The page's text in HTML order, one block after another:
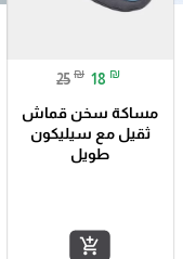
25 ₪ 18 ₪
مساكة سخن قماش
ثقيل مع سيليكون
طويل
add_shopping_cart